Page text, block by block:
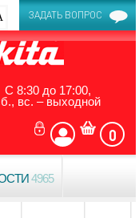
ЗАДАТЬ ВОПРОС
С 8:30 до 17:00,
вс. – выходной
0
4965